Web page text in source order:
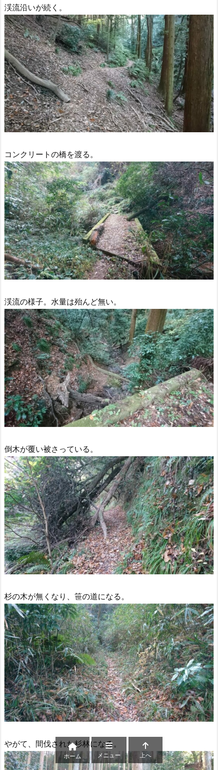
渓流沿いが続く。
コンクリートの橋を渡る。
渓流の様子。水量は殆んど無い。
倒木が覆い被さっている。
杉の木が無くなり、笹の道になる。
やがて、間伐された杉林になる。
ホーム メニュー 上へ